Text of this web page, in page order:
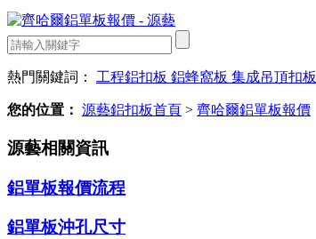
熱門關鍵詞： 工程鋁扣板 鋁蜂窩板 集成吊頂扣板
您的位置： 源藝鋁扣板首頁 > 齊哈爾鋁單板報價
源藝相關資訊
鋁單板報價流程
鋁單板沖孔尺寸